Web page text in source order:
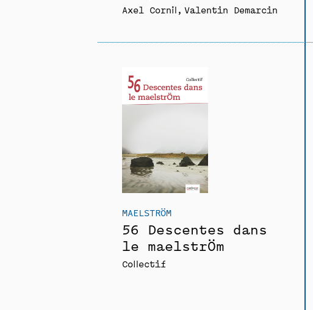
Axel Cornil Valentin Demarcin
MAELSTRÖM
56 Descentes dans
le maelstrÖm
Collectif